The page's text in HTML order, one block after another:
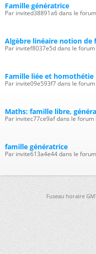
Famille génératrice
Par invited38891a6 dans le
Algèbre linéaire notion de
Par invitef8037e5d dans le
Famille liée et homothétie
Par invite09e593f7 dans le
Maths: famille libre,
Par invitec77ce9af dans le
famille génératrice
Par invite613a4e44 dans le
Fuseau horaire